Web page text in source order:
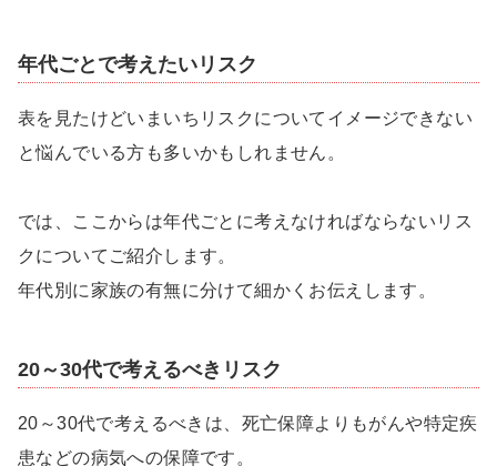
年代ごとで考えたいリスク
表を見たけどいまいちリスクについてイメージできない
と悩んでいる方も多いかもしれません。
では、ここからは年代ごとに考えなければならないリス
クについてご紹介します。
年代別に家族の有無に分けて細かくお伝えします。
20～30代で考えるべきリスク
20～30代で考えるべきは、死亡保障よりもがんや特定疾
患などの病気への保障です。